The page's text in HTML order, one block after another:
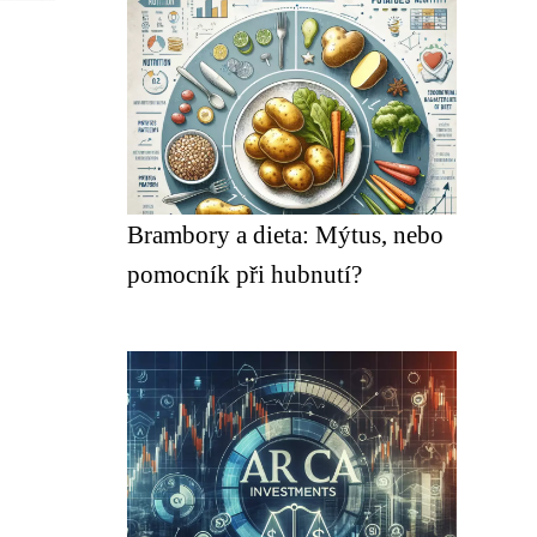
Brambory a dieta: Mýtus, nebo
pomocník při hubnutí?